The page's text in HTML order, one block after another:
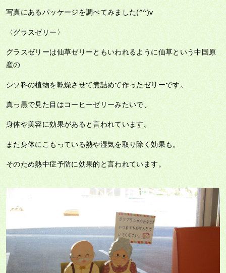
写真にあるパッケージを調べてみました(^^)v
〈グラスゼリー〉
グラスゼリーは仙草ゼリーともいわれるように仙草という中国原
産の
シソ科の植物を乾燥させて煮詰めて作ったゼリーです。
真っ黒で見た目はコーヒーゼリーみたいで、
身体や美容に効果があると言われています。
また身体にこもっている熱や湿気を取り除く効果も。
そのため熱中症予防に効果的と言われています。